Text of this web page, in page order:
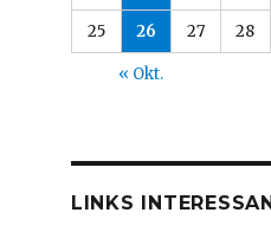
25 26 27 28
« Okt.
LINKS